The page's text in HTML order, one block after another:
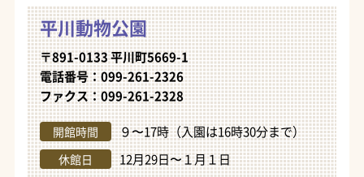
平川動物公園
〒891-0133 平川町5669-1
電話番号：099-261-2326
ファクス：099-261-2328
開館時間 ９〜17時（入園は16時30分まで）
休館日
12月29日〜１月１日